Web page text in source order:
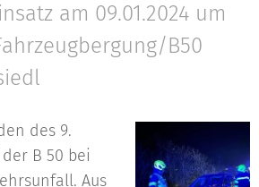
am 09.01.2024 um
B50
des 9.
B 50 bei
Aus